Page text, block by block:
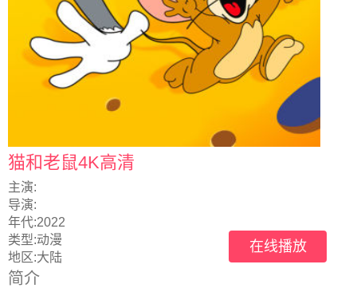
猫和老鼠4K高清
主演:
导演:
年代:2022
类型:动漫
地区:大陆
在线播放
简介